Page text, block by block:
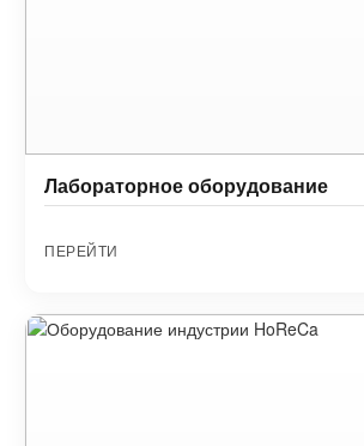
Лабораторное оборудование
ПЕРЕЙТИ